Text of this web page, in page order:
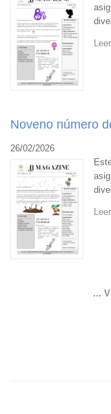
Noveno número
26/02/2026
...